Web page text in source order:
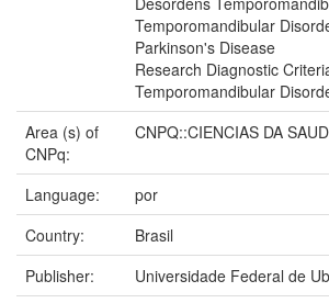
Temporomandibular
Parkinson's Disease
Research Diagnostic
Temporomandibular
Area (s) of
CNPq:
CNPQ::CIENCIAS DA
Language:
por
Country:
Brasil
Publisher:
Universidade Federal de